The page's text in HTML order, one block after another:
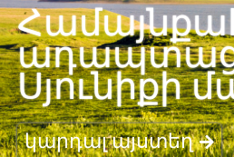
Սյունիքի
կարդալ այստեղ